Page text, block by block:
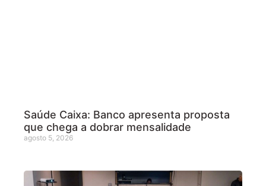
Saúde Caixa: Banco apresenta proposta
que chega a dobrar mensalidade
agosto 5, 2026